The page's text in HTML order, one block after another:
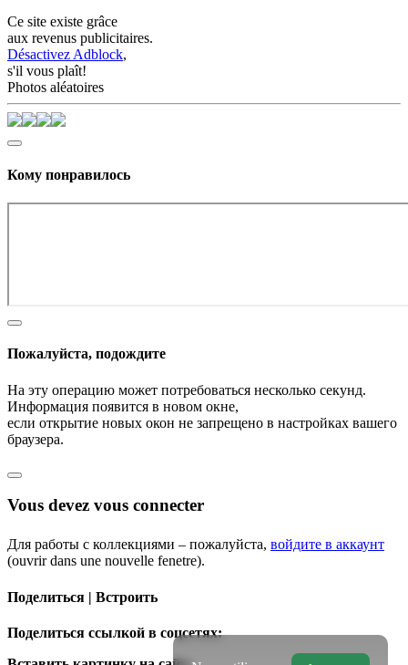
Ce site existe grâce
aux revenus publicitaires.
Désactivez Adblock,
s'il vous plaît!
Photos aléatoires
Кому понравилось
Пожалуйста, подождите
На эту операцию может потребоваться несколько секунд.
Информация появится в новом окне,
если открытие новых окон не запрещено в настройках вашего
браузера.
Vous devez vous connecter
Для работы с коллекциями – пожалуйста, войдите в аккаунт
(ouvrir dans une nouvelle fenetre).
Поделиться | Встроить
Поделиться ссылкой в соцсетях: